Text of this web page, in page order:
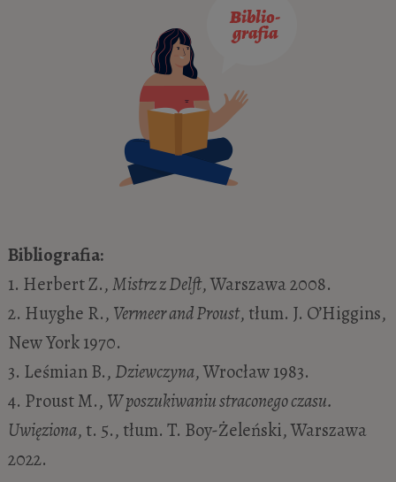
Bibliografia:
1. Herbert Z.,Mistrz z Delft, Warszawa 2008.
2. Huyghe R., Vermeer and Proust, tłum. J. O’Higgins,
New York 1970.
3. Leśmian B., Dziewczyna, Wrocław 1983.
4. Proust M., W poszukiwaniu straconego czasu.
Uwięziona, t. 5., tłum. T. Boy-Żeleński, Warszawa
2022.